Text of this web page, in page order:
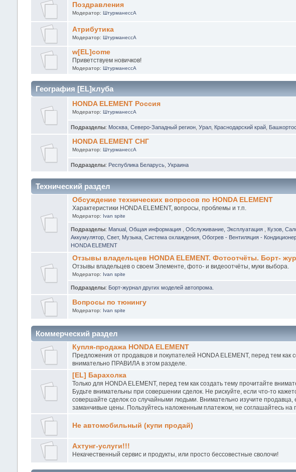
Поздравления
Модератор:ШтурманессА
Атрибутика
Модератор:ШтурманессА
w[EL]come
Приветствуем новичков!
Модератор:ШтурманессА
География [EL]клуба
HONDA ELEMENT Россия
Модератор:ШтурманессА
Подразделы: Москва, Северо-Западный регион, Урал, Краснодарский край,
HONDA ELEMENT СНГ
Модератор:ШтурманессА
Подразделы: Республика Беларусь, Украина
Технический раздел
Обсуждение технических вопросов по HONDA ELEMENT
Характеристики HONDA ELEMENT, вопросы, проблемы и т.п.
Модератор: Ivan spite
Подразделы: Manual, Общая информация Обслуживание, Эксплуатация Кузов,
Аккумулятор, Свет, Музыка, Система охлаждения, Обогрев - Вентиляция -
HONDA ELEMENT
Отзывы владельцев HONDA ELEMENT. Фотоотчёты. Борт-
Отзывы владельцев о своем Элементе, фото- и видеоотчёты, муки выбора.
Модератор: Ivan spite
Подразделы: Борт-журнал других моделей автопрома.
Вопросы по тюнингу
Модератор: Ivan spite
Коммерческий раздел
Купля-продажа HONDA ELEMENT
Предложения от продавцов и покупателей HONDA ELEMENT, перед тем как
внимательно ПРАВИЛА в этом разделе.
[EL] Барахолка
Только для HONDA ELEMENT, перед тем как создать тему прочитайте
Будьте внимательны при совершении сделок. Не рискуйте, если что-то
совершайте сделок со случайными людьми. Внимательно изучите продавца,
заманчивые цены. Пользуйтесь наложенным платежом, не соглашайтесь на
Не автомобильный (купи продай)
Ахтунг-услуги!!!
Некачественный сервис и продукты, или просто бессовестные сволочи!